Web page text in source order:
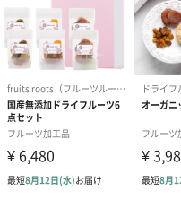
の形にカットされたパイナ
もポイントです。
添加物・砂糖不使用
プレジールのフルーツブーケ
せん。